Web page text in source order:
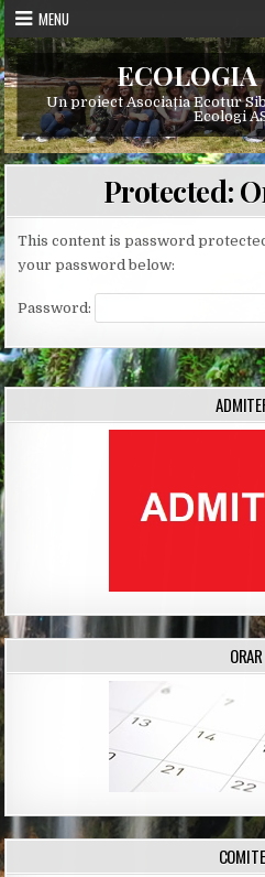
Skip
to
content
MENU
Un proiect Asociația Ecotur
Ecologi
Protected:
This content is password
your password below:
Password:
ORAR